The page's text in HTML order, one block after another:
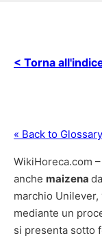
< Torna
« Back to
WikiHoreca.com –
anche maizena
marchio
mediante un
si presenta sotto